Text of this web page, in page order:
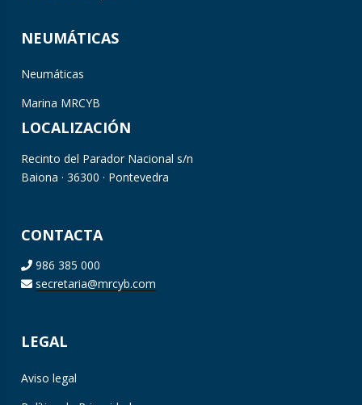
NEUMÁTICAS
Neumáticas
Marina MRCYB
LOCALIZACIÓN
Recinto del Parador Nacional s/n
Baiona · 36300 · Pontevedra
CONTACTA
986 385 000
secretaria@mrcyb.com
LEGAL
Aviso legal